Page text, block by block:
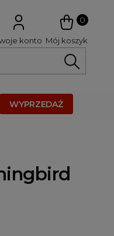
0
Mój koszyk
konto
WYPRZEDAŻ